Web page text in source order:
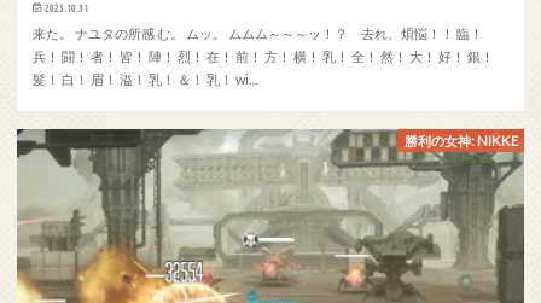
2025.10.31
来た。 ナユタの所感 む。 ムッ。 ムムム～～～ッ！？ 去れ、煩悩！！ 臨！
兵！ 闘！ 者！ 皆！ 陣！ 烈！ 在！ 前！ 方！ 横！ 乳！ 全！ 然！ 大！ 好！ 銀！
髪！ 白！ 眉！ 溢！ 乳！ ＆！ 乳！ wi…
勝利の女神: NIKKE